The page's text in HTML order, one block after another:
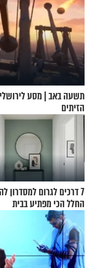
תשעה באב | מסע
הזיתים
7 דרכים לגרום למסדרון
החלל הכי מפתיע בבית